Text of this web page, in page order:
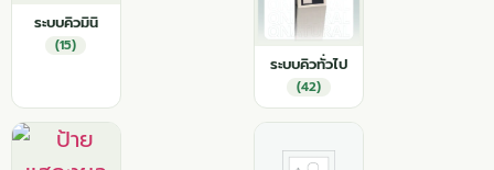
ระบบคิวมินิ
(15)
ระบบคิวทั่วไป
(42)